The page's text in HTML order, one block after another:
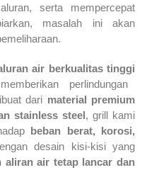
serta mempercepat
masalah ini akan
air berkualitas tinggi
perlindungan
dari material premium
stainless steel, grill kami
beban berat, korosi,
desain kisi-kisi yang
aliran air tetap lancar dan